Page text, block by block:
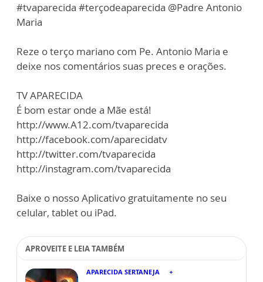
#tvaparecida #terçodeaparecida @Padre Antonio
Maria
Reze o terço mariano com Pe. Antonio Maria e
deixe nos comentários suas preces e orações.
TV APARECIDA
É bom estar onde a Mãe está!
http://www.A12.com/tvaparecida
http://facebook.com/aparecidatv
http://twitter.com/tvaparecida
http://instagram.com/tvaparecida
Baixe o nosso Aplicativo gratuitamente no seu
celular, tablet ou iPad.
APROVEITE E LEIA TAMBÉM
APARECIDA SERTANEJA